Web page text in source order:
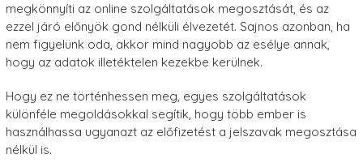
megkönnyíti az online szolgáltatások megosztását, és az
ezzel járó előnyök gond nélküli élvezetét. Sajnos azonban, ha
nem figyelünk oda, akkor mind nagyobb az esélye annak,
hogy az adatok illetéktelen kezekbe kerülnek.
Hogy ez ne történhessen meg, egyes szolgáltatások
különféle megoldásokkal segítik, hogy több ember is
használhassa ugyanazt az előfizetést a jelszavak megosztása
nélkül is.